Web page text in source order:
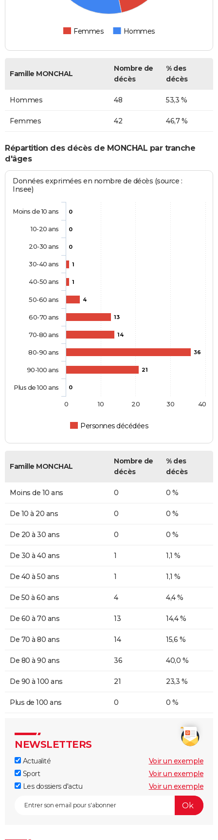
Femmes Hommes
Famille MONCHAL
Nombre de
décès
% des
décès
Hommes 48 53,3 %
Femmes 42 46,7 %
Répartition des décès de MONCHAL par tranche
d'âges
Données exprimées en nombre de décès (source :
Insee)
0
0
0
1
1
4
13
14
36
21
0
Personnes décédées
Moins de 10 ans
10-20 ans
20-30 ans
30-40 ans
40-50 ans
50-60 ans
60-70 ans
70-80 ans
80-90 ans
90-100 ans
Plus de 100 ans
0 10 20 30 40
Famille MONCHAL
Nombre de
décès
% des
décès
Moins de 10 ans 0 0 %
De 10 à 20 ans 0 0 %
De 20 à 30 ans 0 0 %
De 30 à 40 ans 1 1,1 %
De 40 à 50 ans 1 1,1 %
De 50 à 60 ans 4 4,4 %
De 60 à 70 ans 13 14,4 %
De 70 à 80 ans 14 15,6 %
De 80 à 90 ans 36 40,0 %
De 90 à 100 ans 21 23,3 %
Plus de 100 ans 0 0 %
NEWSLETTERS
Actualité
Voir un exemple
Sport
Voir un exemple
Les dossiers d'actu
Voir un exemple